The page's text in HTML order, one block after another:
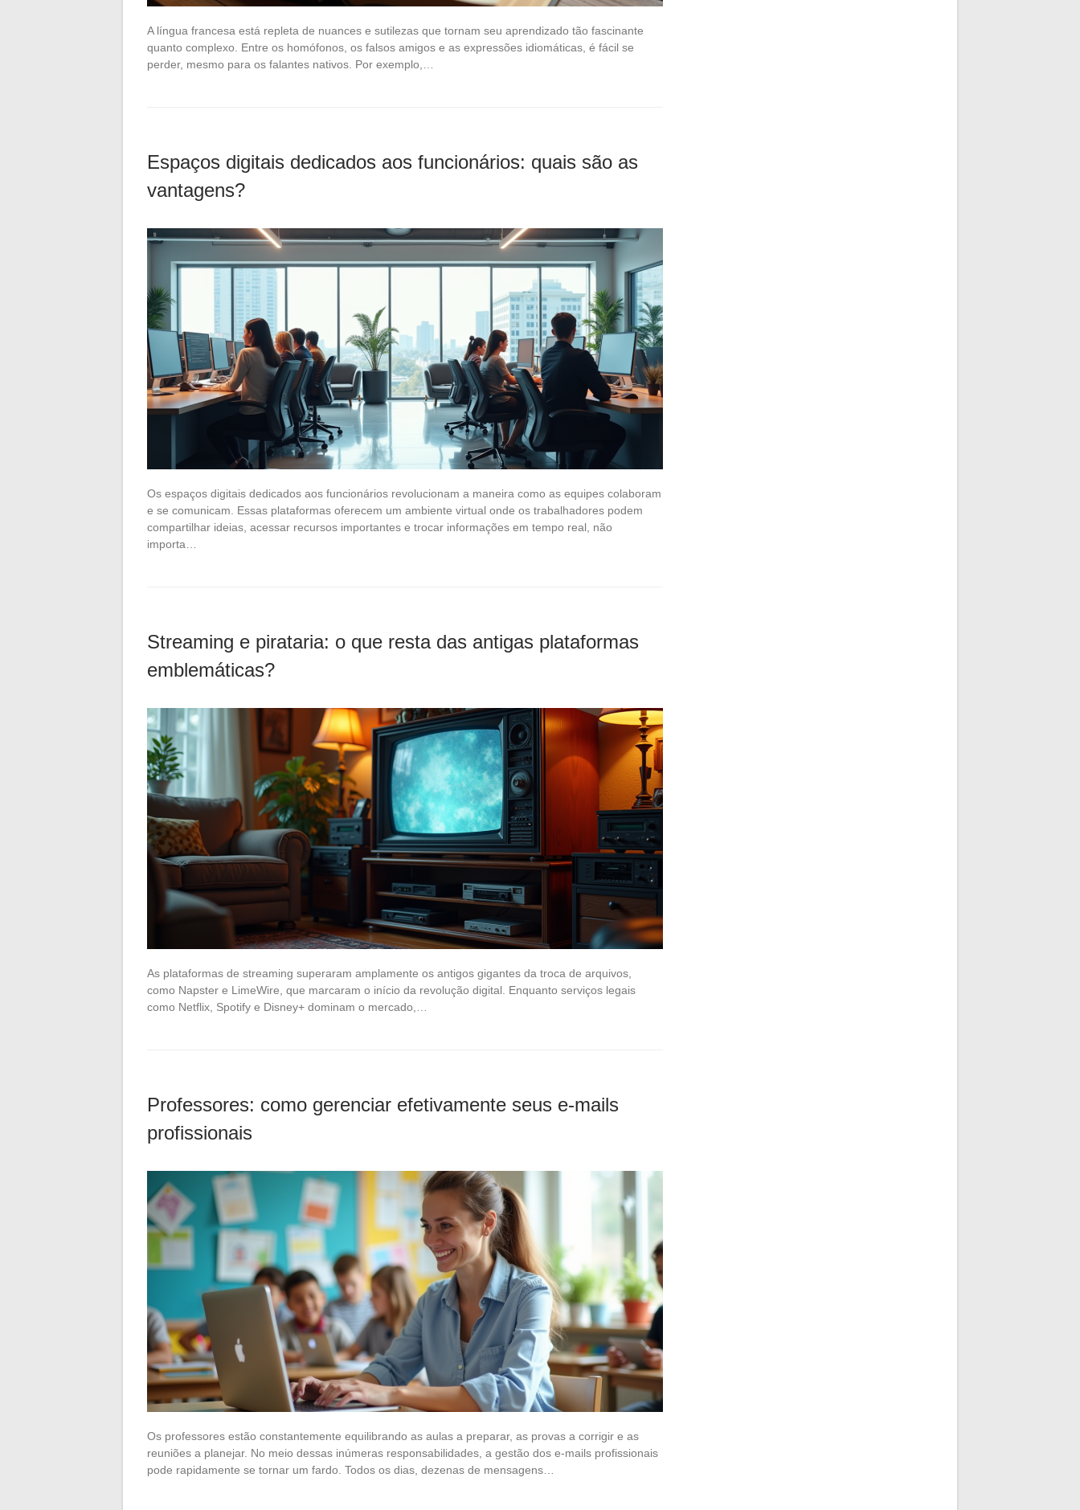
A língua francesa está repleta de nuances e sutilezas que tornam seu aprendizado tão fascinante
quanto complexo. Entre os homófonos, os falsos amigos e as expressões idiomáticas, é fácil se
perder, mesmo para os falantes nativos. Por exemplo,…
Espaços digitais dedicados aos funcionários: quais são as
vantagens?
Os espaços digitais dedicados aos funcionários revolucionam a maneira como as equipes colaboram
e se comunicam. Essas plataformas oferecem um ambiente virtual onde os trabalhadores podem
compartilhar ideias, acessar recursos importantes e trocar informações em tempo real, não
importa…
Streaming e pirataria: o que resta das antigas plataformas
emblemáticas?
As plataformas de streaming superaram amplamente os antigos gigantes da troca de arquivos,
como Napster e LimeWire, que marcaram o início da revolução digital. Enquanto serviços legais
como Netflix, Spotify e Disney+ dominam o mercado,…
Professores: como gerenciar efetivamente seus e-mails
profissionais
Os professores estão constantemente equilibrando as aulas a preparar, as provas a corrigir e as
reuniões a planejar. No meio dessas inúmeras responsabilidades, a gestão dos e-mails profissionais
pode rapidamente se tornar um fardo. Todos os dias, dezenas de mensagens…